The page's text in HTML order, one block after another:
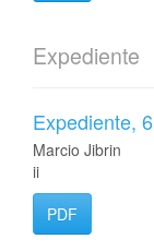
Expediente
Expediente, 6
Marcio Jibrin
ii
PDF